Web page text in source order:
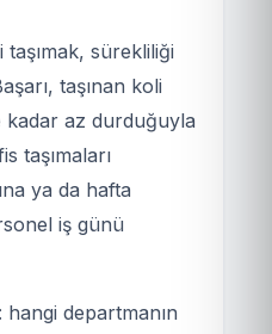
sürekliliği
taşınan koli
kadar az durduğuyla
taşımaları
ya da hafta
iş günü
departmanın